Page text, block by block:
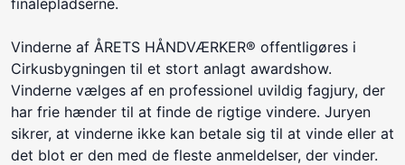
Vinderne af ÅRETS HÅNDVÆRKER® offentligøres i
Cirkusbygningen til et stort anlagt awardshow.
Vinderne vælges af en professionel uvildig fagjury, der
har frie hænder til at finde de rigtige vindere. Juryen
sikrer, at vinderne ikke kan betale sig til at vinde eller at
det blot er den med de fleste anmeldelser, der vinder.